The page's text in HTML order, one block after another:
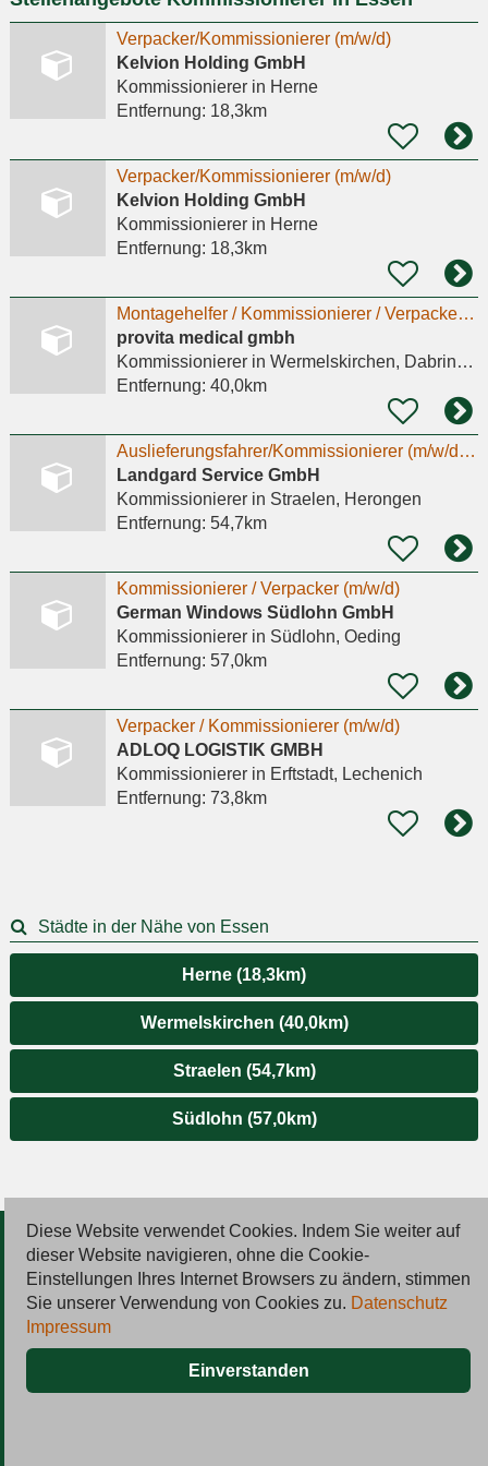
Verpacker/Kommissionierer (m/w/d)
Kelvion Holding GmbH
Kommissioniererin Herne
Entfernung: 18,3km
Verpacker/Kommissionierer (m/w/d)
Kelvion Holding GmbH
Kommissioniererin Herne
Entfernung: 18,3km
Montagehelfer / Kommissionierer / Verpacker (m/w/d)
provita medical gmbh
Kommissioniererin Wermelskirchen, Dabringhausen
Entfernung: 40,0km
Auslieferungsfahrer/Kommissionierer (m/w/d) im Nahverkehr Vollzeit - Kein LKW-Führerschein
Landgard Service GmbH
Kommissioniererin Straelen, Herongen
Entfernung: 54,7km
Kommissionierer / Verpacker (m/w/d)
German Windows Südlohn GmbH
Kommissioniererin Südlohn, Oeding
Entfernung: 57,0km
Verpacker / Kommissionierer (m/w/d)
ADLOQ LOGISTIK GMBH
Kommissioniererin Erftstadt, Lechenich
Entfernung: 73,8km
Städte in der Nähe von Essen
Herne (18,3km)
Wermelskirchen (40,0km)
Straelen (54,7km)
Südlohn (57,0km)
© 2026 Deutsche Jobmarkt GmbH
Inserieren
Kontakt
AGB
Diese Website verwendet Cookies. Indem Sie weiter auf
dieser Website navigieren, ohne die Cookie-
Einstellungen Ihres Internet Browsers zu ändern, stimmen
Sie unserer Verwendung von Cookies zu. Datenschutz
Impressum
Einverstanden